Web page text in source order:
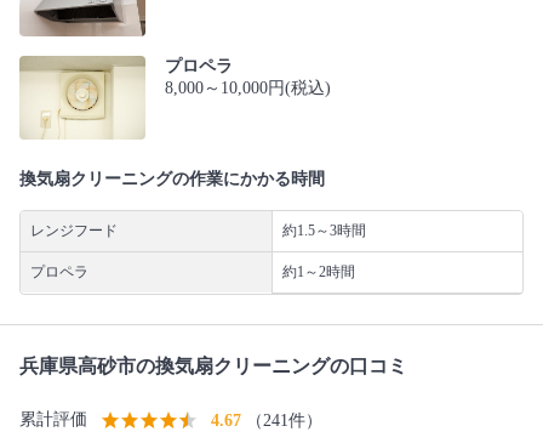
プロペラ
8,000～10,000円(税込)
換気扇クリーニングの作業にかかる時間
レンジフード 約1.5～3時間
プロペラ 約1～2時間
兵庫県高砂市の換気扇クリーニングの口コミ
累計評価 4.67 （241件）